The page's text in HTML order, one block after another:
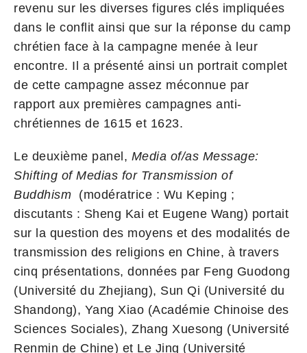
revenu sur les diverses figures clés impliquées
dans le conflit ainsi que sur la réponse du camp
chrétien face à la campagne menée à leur
encontre. Il a présenté ainsi un portrait complet
de cette campagne assez méconnue par
rapport aux premières campagnes anti-
chrétiennes de 1615 et 1623.
Le deuxième panel, Media of/as Message:
Shifting of Medias for Transmission of
Buddhism (modératrice : Wu Keping ;
discutants : Sheng Kai et Eugene Wang) portait
sur la question des moyens et des modalités de
transmission des religions en Chine, à travers
cinq présentations, données par Feng Guodong
(Université du Zhejiang), Sun Qi (Université du
Shandong), Yang Xiao (Académie Chinoise des
Sciences Sociales), Zhang Xuesong (Université
Renmin de Chine) et Le Jing (Université